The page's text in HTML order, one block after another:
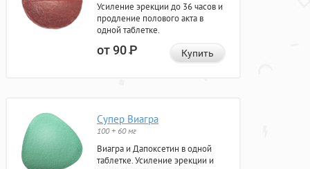
Усиление эрекции до 36 часов и
продление полового акта в
одной таблетке.
от 90Р Купить
Супер Виагра
100 + 60 мг
Виагра и Дапоксетин в одной
таблетке. Усиление эрекции и